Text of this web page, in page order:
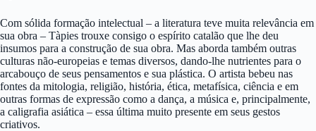
Com sólida formação intelectual – a literatura teve muita relevância em
sua obra – Tàpies trouxe consigo o espírito catalão que lhe deu
insumos para a construção de sua obra. Mas aborda também outras
culturas não-europeias e temas diversos, dando-lhe nutrientes para o
arcabouço de seus pensamentos e sua plástica. O artista bebeu nas
fontes da mitologia, religião, história, ética, metafísica, ciência e em
outras formas de expressão como a dança, a música e, principalmente,
a caligrafia asiática – essa última muito presente em seus gestos
criativos.